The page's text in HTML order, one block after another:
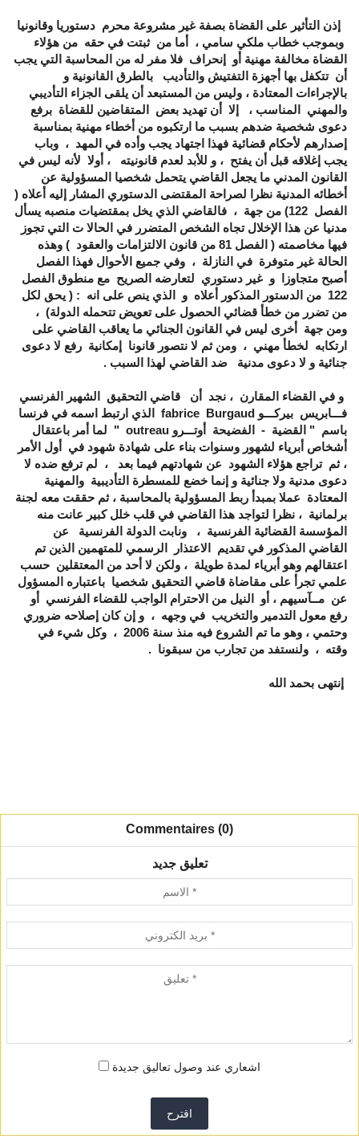
إذن التأثير على القضاة بصفة غير مشروعة محرم دستوريا وقانونيا
وبموجب خطاب ملكي سامي ، أما من ثبتت في حقه من هؤلاء
القضاة مخالفة مهنية أو إنحراف فلا مفر له من المحاسبة التي يجب
أن تتكفل بها أجهزة التفتيش والتأديب بالطرق القانونية و
بالإجراءات المعتادة ، وليس من المستبعد أن يلقى الجزاء التأديبي
والمهني المناسب ، إلا أن تهديد بعض المتقاضين للقضاة برفع
دعوى شخصية ضدهم بسبب ما ارتكبوه من أخطاء مهنية بمناسبة
إصدارهم لأحكام قضائية فهذا اجتهاد يجب وأده في المهد ، وباب
يجب إغلاقه قبل أن يفتح ، و للأبد لعدم قانونيته ، أولا لأنه ليس في
القانون المدني ما يجعل القاضي يتحمل شخصيا المسؤولية عن
أخطائه المدنية نظرا لصراحة المقتضى الدستوري المشار إليه أعلاه (
الفصل 122) من جهة ، فاﻟﻘﺎﺿﻲ اﻟﺬي ﻳﺨﻞ ﺑﻤﻘﺘﻀﻴﺎت ﻣﻨﺼﺒﻪ ﻳﺴﺄل
ﻣﺪﻧﻴﺎ ﻋﻦ هذا اﻹﺧﻼل ﺗﺠﺎﻩ اﻟﺸﺨﺺ اﻟﻤﺘﻀﺮر ﻓﻲ اﻟﺤﺎﻻ ت اﻟﺘﻲ ﺗﺠﻮز
ﻓﻴﻬﺎ ﻣﺨﺎﺻﻤﺘﻪ ( الفصل 81 من قانون الالتزامات والعقود ) وهذه
الحالة غير متوفرة في النازلة ، وفي جميع الأحوال فهذا الفصل
أصبح متجاوزا و غير دستوري لتعارضه الصريح مع منطوق الفصل
122 من الدستور المذكور أعلاه و الذي ينص على انه : (
يحق لكل
من تضرر من خطأ قضائي الحصول على تعويض تتحمله الدولة) ،
ومن جهة أخرى ليس في القانون الجنائي ما يعاقب القاضي على
ارتكابه لخطأ مهني ، ومن ثم لا نتصور قانونا إمكانية رفع لا دعوى
جنائية و لا دعوى مدنية ضد القاضي لهذا السبب .
و في القضاء المقارن ، نجد أن قاضي التحقيق الشهير الفرنسي
فـــابريس بيركـــو fabrice Burgaud
الذي ارتبط اسمه في فرنسا
باسم " القضية - الفضيحة أوتـــرو outreau " لما أمر باعتقال
أشخاص أبرياء لشهور وسنوات بناء على شهادة شهود في أول الأمر
، ثم تراجع هؤلاء الشهود عن شهادتهم فيما بعد ، لم ترفع ضده لا
دعوى مدنية ولا جنائية و إنما خضع للمسطرة التأديبية والمهنية
المعتادة عملا بمبدأ ربط المسؤولية بالمحاسبة ، ثم حققت معه لجنة
برلمانية ، نظرا لتواجد هذا القاضي في قلب خلل كبير عانت منه
المؤسسة القضائية الفرنسية ، ونابت الدولة الفرنسية
عن
القاضي المذكور في تقديم الاعتذار الرسمي للمتهمين الذين تم
اعتقالهم وهو أبرياء لمدة طويلة ، ولكن لا أحد من المعتقلين حسب
علمي تجرأ على مقاضاة قاضي التحقيق شخصيا باعتباره المسؤول
عن مــآسيهم ، أو النيل من الاحترام الواجب للقضاء الفرنسي أو
رفع معول التدمير والتخريب في وجهه ، و إن كان إصلاحه ضروري
وحتمي ، وهو ما تم الشروع فيه منذ سنة 2006 ، وكل شيء في
وقته ، ولنستفد من تجارب من سبقونا .
إنتهى بحمد الله
Commentaires (0)
تعليق جديد
اشعاري عند وصول تعاليق جديدة
اقترح